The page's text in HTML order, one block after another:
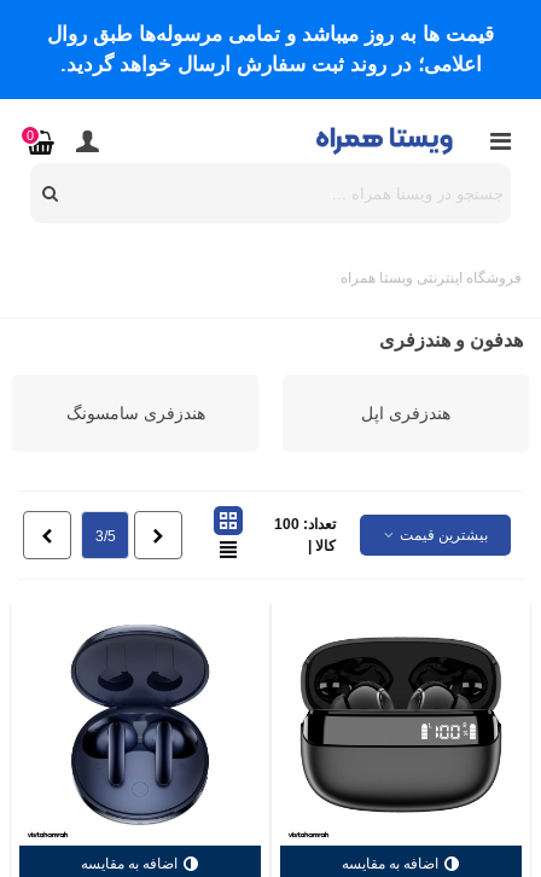
قیمت ها به روز میباشد و تمامی مرسوله‌ها طبق روال
اعلامی؛ در روند ثبت سفارش ارسال خواهد گردید.
0
فروشگاه اینترنتی ویستا همراه
هدفون و هندزفری
هندزفری اپل هندزفری سامسونگ
بیشترین قیمت
تعداد: 100
کالا |
3/5
اضافه به مقایسه اضافه به مقایسه